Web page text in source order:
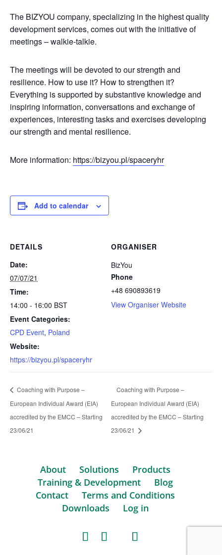
The BIZYOU company, specializing in the highest quality
development services, comes out with the initiative of
meetings – walkie-talkie.
The meetings will be devoted to our strength and
resilience. How to use it? How to strengthen it?
Everything is supported by substantive knowledge and
inspiring information, conversations and exchange of
experiences, interesting tasks and exercises developing
our strength and mental resilience.
More information: https://bizyou.pl/spaceryhr
Add to calendar
DETAILS
Date:
07/07/21
Time:
14:00 - 16:00 BST
Event Categories:
CPD Event, Poland
Website:
https://bizyou.pl/spaceryhr
ORGANISER
BizYou
Phone
+48 690893619
View Organiser Website
Coaching with Purpose –
European Individual Award (EIA)
accredited by the EMCC – Starting
23/06/21
Coaching with Purpose –
European Individual Award (EIA)
accredited by the EMCC – Starting
23/06/21
About Solutions
Products
Training & Development
Blog
Contact
Terms and Conditions
Downloads
Log in